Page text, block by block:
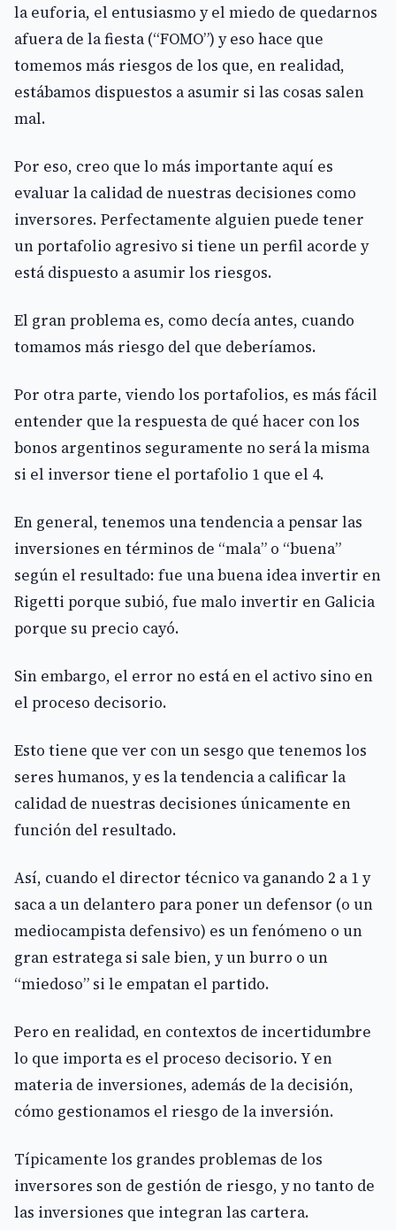
la euforia, el entusiasmo y el miedo de quedarnos
afuera de la fiesta (“FOMO”) y eso hace que
tomemos más riesgos de los que, en realidad,
estábamos dispuestos a asumir si las cosas salen
mal.
Por eso, creo que lo más importante aquí es
evaluar la calidad de nuestras decisiones como
inversores. Perfectamente alguien puede tener
un portafolio agresivo si tiene un perfil acorde y
está dispuesto a asumir los riesgos.
El gran problema es, como decía antes, cuando
tomamos más riesgo del que deberíamos.
Por otra parte, viendo los portafolios, es más fácil
entender que la respuesta de qué hacer con los
bonos argentinos seguramente no será la misma
si el inversor tiene el portafolio 1 que el 4.
En general, tenemos una tendencia a pensar las
inversiones en términos de “mala” o “buena”
según el resultado: fue una buena idea invertir en
Rigetti porque subió, fue malo invertir en Galicia
porque su precio cayó.
Sin embargo, el error no está en el activo sino en
el proceso decisorio.
Esto tiene que ver con un sesgo que tenemos los
seres humanos, y es la tendencia a calificar la
calidad de nuestras decisiones únicamente en
función del resultado.
Así, cuando el director técnico va ganando 2 a 1 y
saca a un delantero para poner un defensor (o un
mediocampista defensivo) es un fenómeno o un
gran estratega si sale bien, y un burro o un
“miedoso” si le empatan el partido.
Pero en realidad, en contextos de incertidumbre
lo que importa es el proceso decisorio. Y en
materia de inversiones, además de la decisión,
cómo gestionamos el riesgo de la inversión.
Típicamente los grandes problemas de los
inversores son de gestión de riesgo, y no tanto de
las inversiones que integran las cartera.